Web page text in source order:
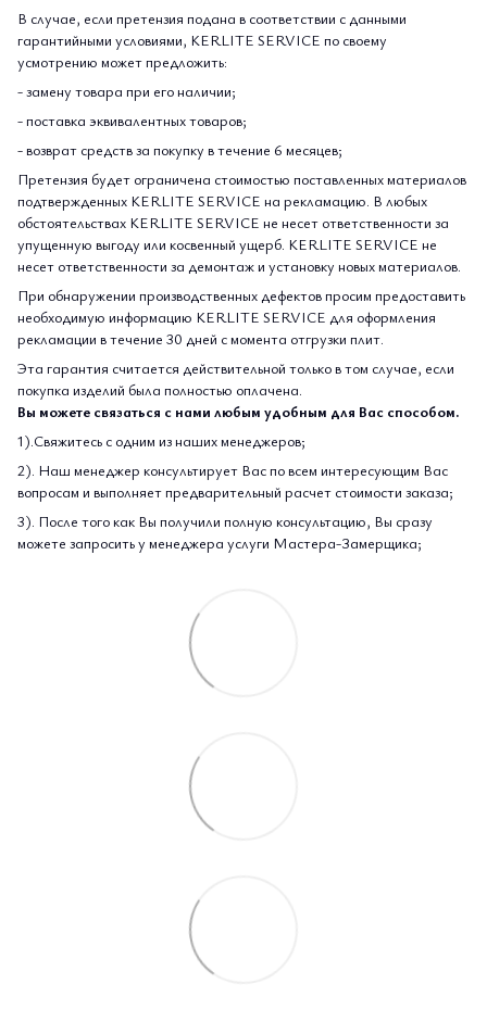
В случае, если претензия подана в соответствии с данными
гарантийными условиями, KERLITE SERVICE по своему
усмотрению может предложить:
- замену товара при его наличии;
- поставка эквивалентных товаров;
- возврат средств за покупку в течение 6 месяцев;
Претензия будет ограничена стоимостью поставленных материалов
подтвержденных KERLITE SERVICE на рекламацию. В любых
обстоятельствах KERLITE SERVICE не несет ответственности за
упущенную выгоду или косвенный ущерб. KERLITE SERVICE не
несет ответственности за демонтаж и установку новых материалов.
При обнаружении производственных дефектов просим предоставить
необходимую информацию KERLITE SERVICE для оформления
рекламации в течение 30 дней с момента отгрузки плит.
Эта гарантия считается действительной только в том случае, если
покупка изделий была полностью оплачена.
Вы можете связаться с нами любым удобным для Вас способом.
1).Свяжитесь с одним из наших менеджеров;
2). Наш менеджер консультирует Вас по всем интересующим Вас
вопросам и выполняет предварительный расчет стоимости заказа;
3). После того как Вы получили полную консультацию, Вы сразу
можете запросить у менеджера услуги Мастера-Замерщика;